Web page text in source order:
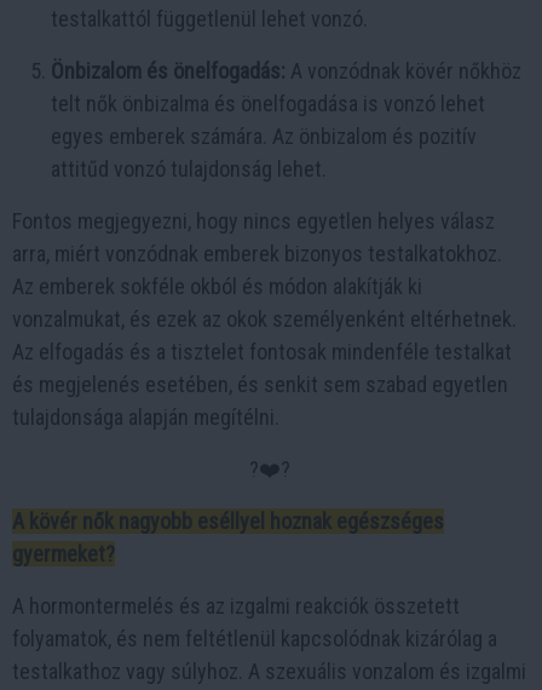
testalkattól függetlenül lehet vonzó.
Önbizalom és önelfogadás: A vonzódnak kövér nőkhöz
telt nők önbizalma és önelfogadása is vonzó lehet
egyes emberek számára. Az önbizalom és pozitív
attitűd vonzó tulajdonság lehet.
Fontos megjegyezni, hogy nincs egyetlen helyes válasz
arra, miért vonzódnak emberek bizonyos testalkatokhoz.
Az emberek sokféle okból és módon alakítják ki
vonzalmukat, és ezek az okok személyenként eltérhetnek.
Az elfogadás és a tisztelet fontosak mindenféle testalkat
és megjelenés esetében, és senkit sem szabad egyetlen
tulajdonsága alapján megítélni.
?‍❤️‍?
A kövér nők nagyobb eséllyel hoznak egészséges
gyermeket?
A hormontermelés és az izgalmi reakciók összetett
folyamatok, és nem feltétlenül kapcsolódnak kizárólag a
testalkathoz vagy súlyhoz. A szexuális vonzalom és izgalmi